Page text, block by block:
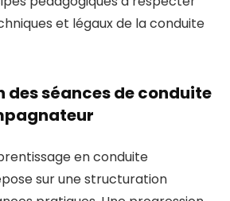
et légaux de la conduite
séances de conduite
en conduite
sur une structuration